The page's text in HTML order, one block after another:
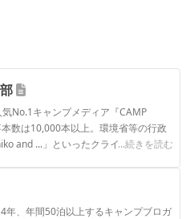
No.1キャンプメディア『CAMP
数は10,000本以上。環境省等の行政
and ...」といったクライアントとの
...続きを読む
ロフィール
年、年間50泊以上するキャンプブロガ